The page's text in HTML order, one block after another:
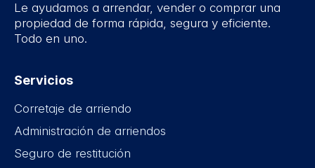
Le ayudamos a arrendar, vender o comprar una
propiedad de forma rápida, segura y eficiente.
Todo en uno.
Servicios
Corretaje de arriendo
Administración de arriendos
Seguro de restitución